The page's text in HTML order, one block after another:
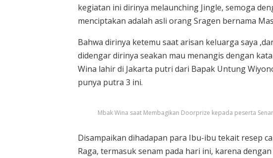
kegiatan ini dirinya melaunching Jingle, semoga
menciptakan adalah asli orang Sragen bernama
Bahwa dirinya ketemu saat arisan keluarga saya
didengar dirinya seakan mau menangis dengan
Wina lahir di Jakarta putri dari Bapak Untung
punya putra 3 ini.
Mbak Wina saat Membagikan Doorprize kepada peserta
Disampaikan dihadapan para Ibu-ibu tekait resep
Raga, termasuk senam pada hari ini, karena